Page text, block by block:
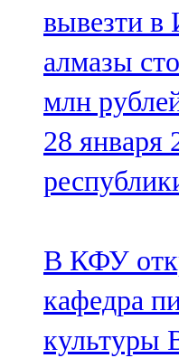
вывезти в
алмазы
млн
28 января
В КФУ
кафедра
культуры